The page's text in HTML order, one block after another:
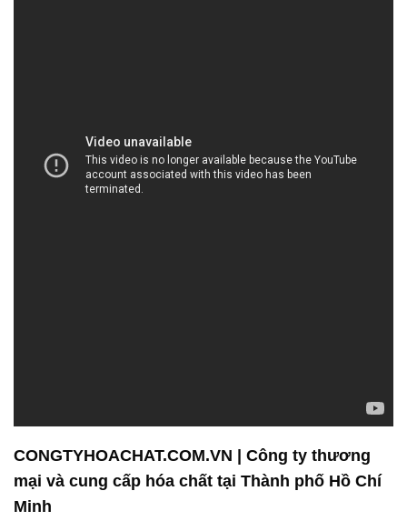
CONGTYHOACHAT.COM.VN | Công ty thương
mại và cung cấp hóa chất tại Thành phố Hồ Chí
Minh